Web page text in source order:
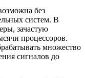
без
систем. В
зачастую
процессоров.
множество
сигналов до